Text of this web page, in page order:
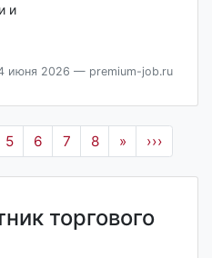
и
июня 2026 — premium-job.ru
5 6 7 8 » ›››
торгового